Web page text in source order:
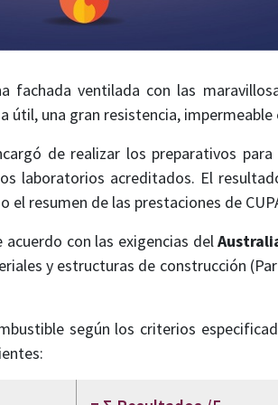
fachada ventilada con las
útil, una gran resistencia,
de realizar los preparativos
laboratorios acreditados. El
el resumen de las prestaciones de
con las exigencias del
y estructuras de construcción
según los criterios